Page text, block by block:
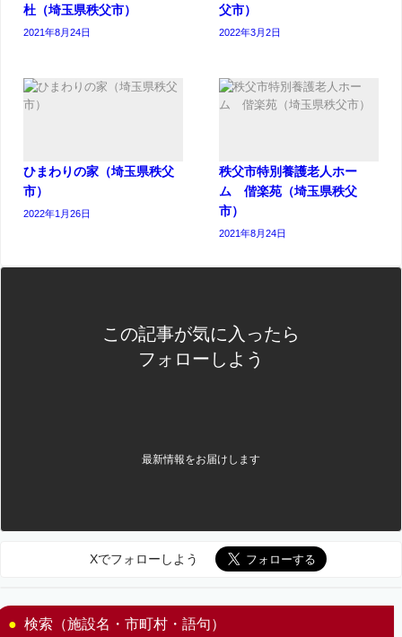
杜（埼玉県秩父市）
2021年8月24日
父市）
2022年3月2日
ひまわりの家（埼玉県秩父
市）
2022年1月26日
秩父市特別養護老人ホー
ム 偕楽苑（埼玉県秩父
市）
2021年8月24日
この記事が気に入ったら
フォローしよう
最新情報をお届けします
Xでフォローしよう
検索（施設名・市町村・語句）